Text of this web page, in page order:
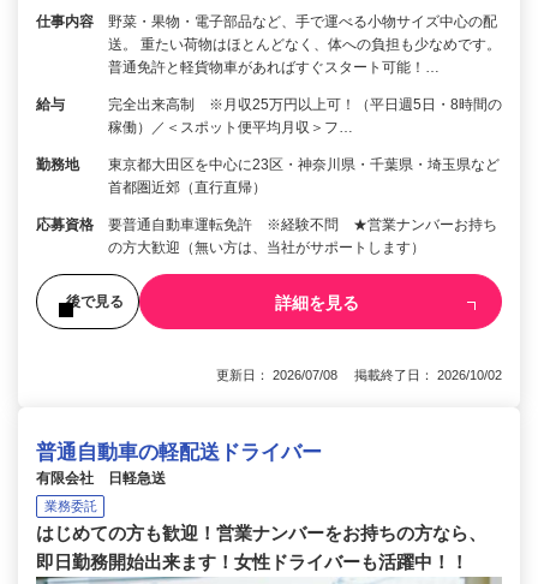
仕事内容
野菜・果物・電子部品など、手で運べる小物サイズ中心の配
送。 重たい荷物はほとんどなく、体への負担も少なめです。
普通免許と軽貨物車があればすぐスタート可能！…
給与
完全出来高制 ※月収25万円以上可！（平日週5日・8時間の
稼働）／＜スポット便平均月収＞フ…
勤務地
東京都大田区を中心に23区・神奈川県・千葉県・埼玉県など
首都圏近郊（直行直帰）
応募資格
要普通自動車運転免許 ※経験不問 ★営業ナンバーお持ち
の方大歓迎（無い方は、当社がサポートします）
後で見る 詳細を見る
更新日： 2026/07/08 掲載終了日： 2026/10/02
普通自動車の軽配送ドライバー
有限会社 日軽急送
業務委託
はじめての方も歓迎！営業ナンバーをお持ちの方なら、
即日勤務開始出来ます！女性ドライバーも活躍中！！